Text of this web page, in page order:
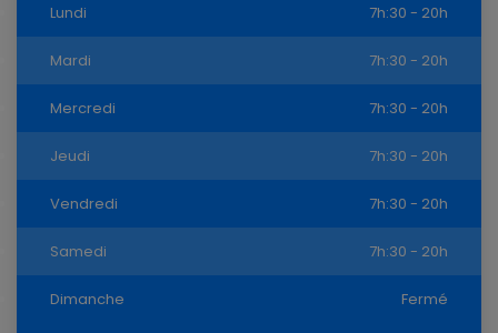
Lundi 7h:30 - 20h
Mardi 7h:30 - 20h
Mercredi 7h:30 - 20h
Jeudi 7h:30 - 20h
Vendredi 7h:30 - 20h
Samedi 7h:30 - 20h
Dimanche Fermé